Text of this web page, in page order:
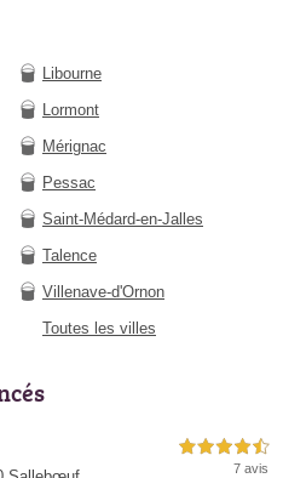
Libourne
Lormont
Mérignac
Pessac
Saint-Médard-en-Jalles
Talence
Villenave-d'Ornon
Toutes les villes
4,5 étoiles sur 5
7 avis